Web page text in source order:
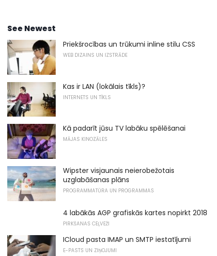
See Newest
Priekšrocības un trūkumi inline stilu CSS
WEB DIZAINS UN IZSTRĀDE
Kas ir LAN (lokālais tīkls)?
INTERNETS UN TĪKLS
Kā padarīt jūsu TV labāku spēlēšanai
MĀJAS KINOZĀLES
Wipster visjaunais neierobežotais
uzglabāšanas plāns
PROGRAMMATŪRA UN PROGRAMMAS
4 labākās AGP grafiskās kartes nopirkt 2018
PIRKŠANAS CEĻVEŽI
ICloud pasta IMAP un SMTP iestatījumi
E-PASTS UN ZIŅOJUMI